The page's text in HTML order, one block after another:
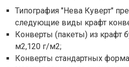
Типография "Нева Куверт"
следующие виды крафт
Конверты (пакеты) из крафт
м2,120 г/м2;
Конверты стандартных